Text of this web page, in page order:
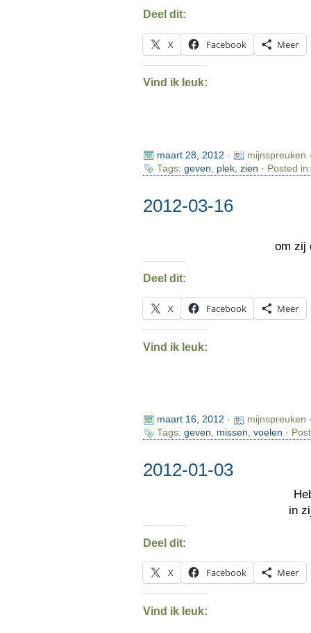
Deel dit:
X Facebook Meer
Vind ik leuk:
maart 28, 2012 ·
mijnspreuken
Tags: geven plek, zien · Posted
2012-03-16
om zij
Deel dit:
X Facebook Meer
Vind ik leuk:
maart 16, 2012 ·
mijnspreuken
Tags: geven, missen, voelen ·
2012-01-03
in
Deel dit:
X Facebook Meer
Vind ik leuk: